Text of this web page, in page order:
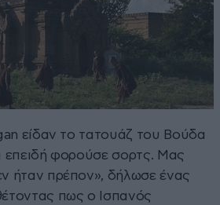
είδαν το τατουάζ του Βούδα
επειδή φορούσε σορτς. Μας
ήταν πρέπον», δήλωσε ένας
πως ο Ισπανός